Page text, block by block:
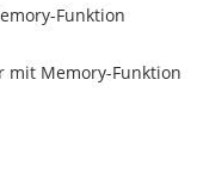
Funktion
mit Memory-Funktion